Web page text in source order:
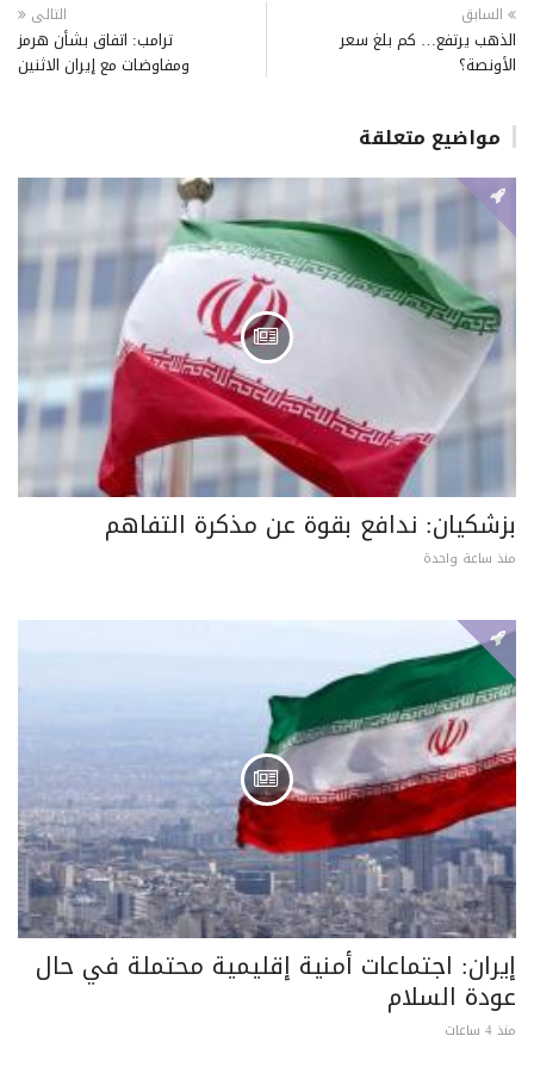
السابق
الذهب يرتفع… كم بلغ سعر
الأونصة؟
التالى
ترامب: اتفاق بشأن هرمز
ومفاوضات مع إيران الاثنين
مواضيع متعلقة
بزشكيان: ندافع بقوة عن مذكرة التفاهم
منذ ساعة واحدة
إيران: اجتماعات أمنية إقليمية محتملة في حال
عودة السلام
منذ 4 ساعات